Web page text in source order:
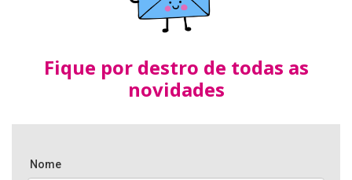
Fique por destro de todas as
novidades
Nome